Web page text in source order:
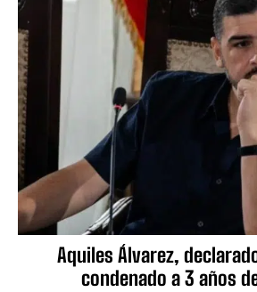
Aquiles Álvarez,
condenado a 3 años